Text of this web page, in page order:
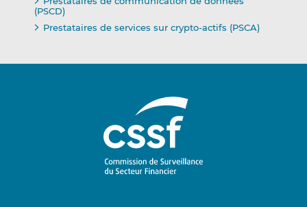
(PSCD)
Prestataires de services sur crypto-actifs (PSCA)